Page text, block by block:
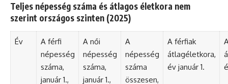
Teljes népesség száma és átlagos életkora nem
szerint országos szinten (2025)
Év
A férfi
népesség
száma,
január 1.,
A női
népesség
száma,
január 1.,
A
népesség
száma
összesen,
A férfiak
átlagéletkora,
év január 1.